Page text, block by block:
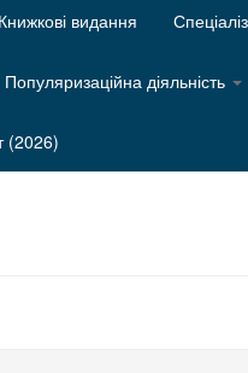
Книжкові видання
Популяризаційна діяльність
(2026)